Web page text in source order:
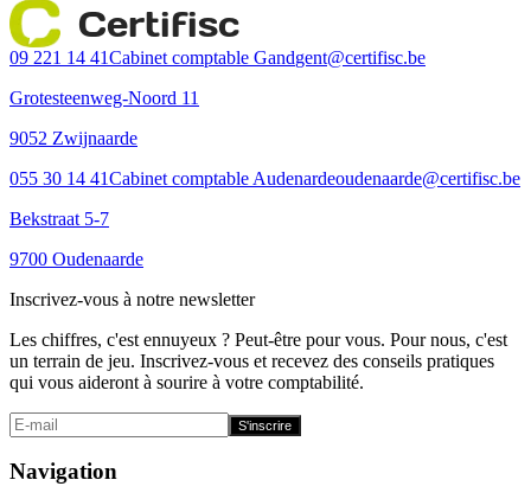
Certifisc
09 221 14 41Cabinet comptable Gandgent@certifisc.be
Grotesteenweg-Noord 11
9052 Zwijnaarde
055 30 14 41Cabinet comptable Audenardeoudenaarde@certifisc.be
Bekstraat 5-7
9700 Oudenaarde
Inscrivez-vous à notre newsletter
Les chiffres, c'est ennuyeux ? Peut-être pour vous. Pour nous, c'est
un terrain de jeu. Inscrivez-vous et recevez des conseils pratiques
qui vous aideront à sourire à votre comptabilité.
S'inscrire
Navigation